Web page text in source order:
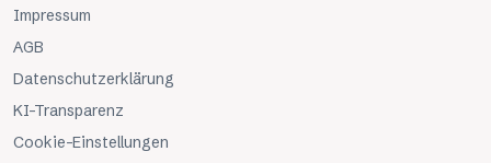
Impressum
AGB
Datenschutzerklärung
KI-Transparenz
Cookie-Einstellungen